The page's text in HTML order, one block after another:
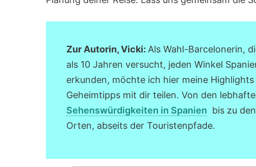
Zur Autorin, Vicki: Als Wahl-Barcelonerin,
als 10 Jahren versucht, jeden Winkel
erkunden, möchte ich hier meine Highlights
Geheimtipps mit dir teilen. Von den
Sehenswürdigkeiten in Spanien bis zu
Orten, abseits der Touristenpfade.